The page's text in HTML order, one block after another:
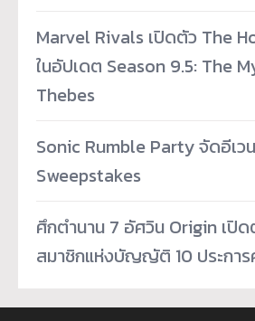
Marvel Rivals เปิดตัว The
ในอัปเดต Season 9.5: The
Thebes
Sonic Rumble Party จัดอีเว
Sweepstakes
ศึกตำนาน 7 อัศวิน Origin เปิด
สมาชิกแห่งบัญญัติ 10 ประการ